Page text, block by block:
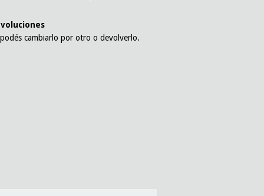
cambiarlo por otro o devolverlo.